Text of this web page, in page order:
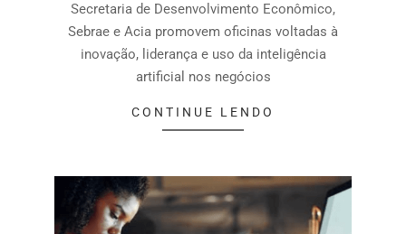
Secretaria de Desenvolvimento Econômico,
Sebrae e Acia promovem oficinas voltadas à
inovação, liderança e uso da inteligência
artificial nos negócios
CONTINUE LENDO